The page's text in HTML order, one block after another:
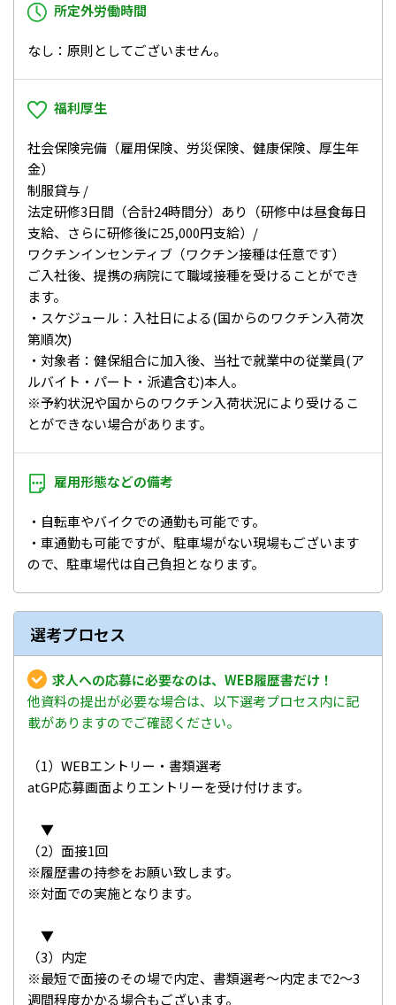
所定外労働時間
なし：原則としてございません。
福利厚生
社会保険完備（雇用保険、労災保険、健康保険、厚生年
金）
制服貸与 /
法定研修3⽇間（合計24時間分）あり（研修中は昼⾷毎⽇
⽀給、さらに研修後に25,000円⽀給）/
ワクチンインセンティブ（ワクチン接種は任意です）
ご入社後、提携の病院にて職域接種を受けることができ
ます。
・スケジュール：入社日による(国からのワクチン入荷次
第順次)
・対象者：健保組合に加入後、当社で就業中の従業員(ア
ルバイト・パート・派遣含む)本人。
※予約状況や国からのワクチン入荷状況により受けるこ
とができない場合があります。
雇用形態などの備考
・自転車やバイクでの通勤も可能です。
・車通勤も可能ですが、駐車場がない現場もございます
ので、駐車場代は自己負担となります。
選考プロセス
求人への応募に必要なのは、WEB履歴書だけ！
他資料の提出が必要な場合は、以下選考プロセス内に記
載がありますのでご確認ください。
（1）WEBエントリー・書類選考
atGP応募画面よりエントリーを受け付けます。
▼
（2）面接1回
※履歴書の持参をお願い致します。
※対面での実施となります。
▼
（3）内定
※最短で面接のその場で内定、書類選考～内定まで2～3
週間程度かかる場合もございます。